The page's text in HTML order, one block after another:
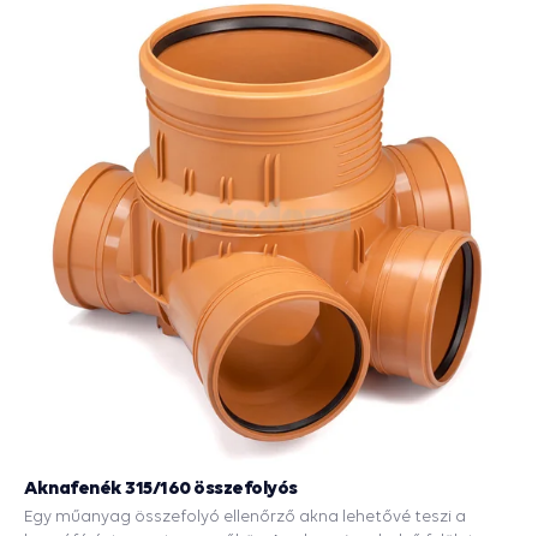
még egy DN 315-ös csatornacsõt és egy 2000 kg teherbírású
burkolatot. A kötések tömítettségét gumitömítések
Aknafenék 315/160 összefolyós
Egy műanyag összefolyó ellenőrző akna lehetővé teszi a